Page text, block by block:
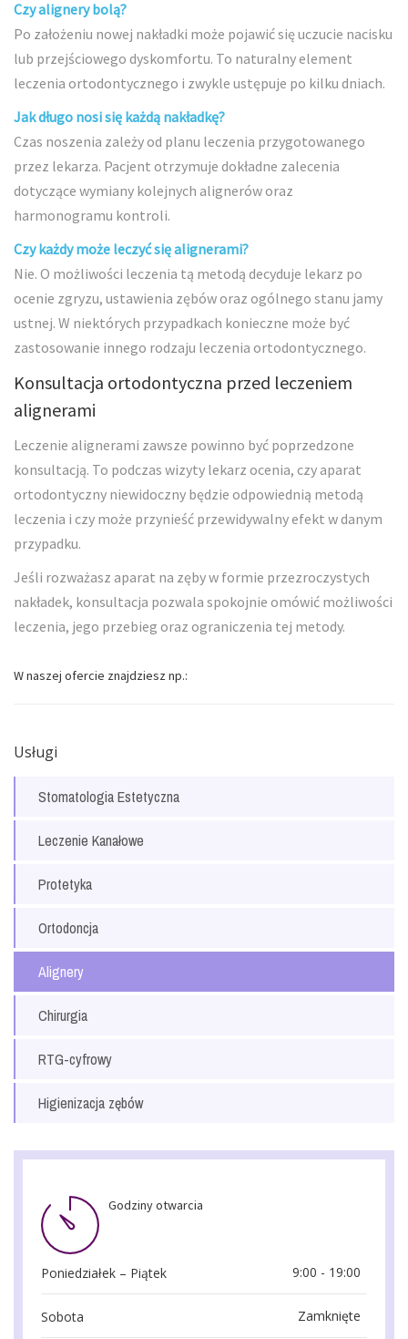
Czy alignery bolą?
Po założeniu nowej nakładki może pojawić się uczucie nacisku
lub przejściowego dyskomfortu. To naturalny element
leczenia ortodontycznego i zwykle ustępuje po kilku dniach.
Jak długo nosi się każdą nakładkę?
Czas noszenia zależy od planu leczenia przygotowanego
przez lekarza. Pacjent otrzymuje dokładne zalecenia
dotyczące wymiany kolejnych alignerów oraz
harmonogramu kontroli.
Czy każdy może leczyć się alignerami?
Nie. O możliwości leczenia tą metodą decyduje lekarz po
ocenie zgryzu, ustawienia zębów oraz ogólnego stanu jamy
ustnej. W niektórych przypadkach konieczne może być
zastosowanie innego rodzaju leczenia ortodontycznego.
Konsultacja ortodontyczna przed leczeniem
alignerami
Leczenie alignerami zawsze powinno być poprzedzone
konsultacją. To podczas wizyty lekarz ocenia, czy aparat
ortodontyczny niewidoczny będzie odpowiednią metodą
leczenia i czy może przynieść przewidywalny efekt w danym
przypadku.
Jeśli rozważasz aparat na zęby w formie przezroczystych
nakładek, konsultacja pozwala spokojnie omówić możliwości
leczenia, jego przebieg oraz ograniczenia tej metody.
W naszej ofercie znajdziesz np.:
Usługi
Stomatologia Estetyczna
Leczenie Kanałowe
Protetyka
Ortodoncja
Alignery
Chirurgia
RTG-cyfrowy
Higienizacja zębów
Godziny otwarcia
9:00 - 19:00
Poniedziałek – Piątek
Zamknięte
Sobota